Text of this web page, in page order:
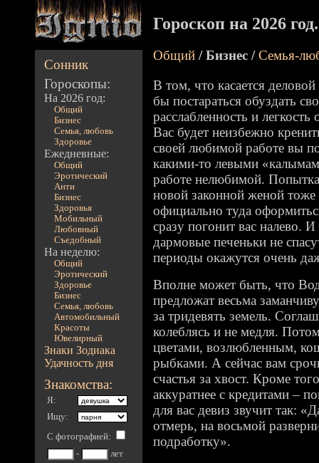
Сонник
Гороскопы:
На 2026 год:
Общий
Бизнес
Семья, любовь
Здоровье
Ежедневные:
Общий
Эротический
Анти
Бизнес
Здоровья
Мобильный
Любовный
Съедобный
На неделю:
Общий
Эротический
Здоровье
Бизнес
Семья, любовь
Автомобильный
Красоты
Ювелирный
Знаки Зодиака
Удачность дня
Знакомства:
Я:
Ищу:
С фотографией:
-
лет
Гороскоп на 2026
Общий / Бизнес /Семья-
В том, что касается
бы постараться обуздать
расслабленность и
Вас будет неизбежно
своей любимой работе вы
какими-то левыми
работе нелюбимой.
новой законной женой тоже
официально туда
сразу погонит вас налево.
дармовые печеньки не
периоды окажутся очень
Вполне может быть, что
предложат весьма
за тридевять земель.
колеблясь и не медля.
цветами, возлюбленным,
рыбками. А сейчас вам
счастья за хвост. Кроме
аккуратнее с кредитами –
для вас девиз звучит так:
отмерь, на восьмой
подработку».